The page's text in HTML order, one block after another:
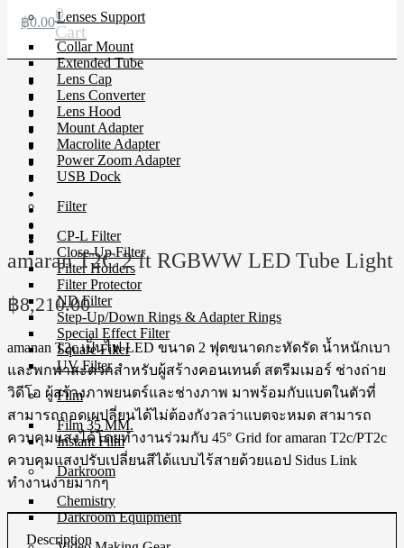
Lenses Support
Collar Mount
Extended Tube
Lens Cap
Lens Converter
Lens Hood
Mount Adapter
Macrolite Adapter
Power Zoom Adapter
USB Dock
Filter
CP-L Filter
Close-Up Filter
Filter Holders
Filter Protector
ND Filter
Step-Up/Down Rings & Adapter Rings
Special Effect Filter
Square Filter
UV Filter
Film
Film 35 MM.
Instant Film
Darkroom
Chemistry
Darkroom Equipment
฿0.000
Cart
amaran T2C 2 ft RGBWW LED Tube Light
฿8,210.00
amanan T2c เป็นไฟ LED ขนาด 2 ฟุตขนาดกะทัดรัด น้ำหนักเบา
และพกพาสะดวกสำหรับผู้สร้างคอนเทนต์ สตรีมเมอร์ ช่างถ่าย
วิดีโอ ผู้สร้างภาพยนตร์และช่างภาพ มาพร้อมกับแบตในตัวที่
สามารถถอดเผปลี่ยนได้ไม่ต้องกังวลว่าแบตจะหมด สามารถ
ควบคุมแสงได้โดยทำงานร่วมกับ 45° Grid for amaran T2c/PT2c
ควบคุมแสงปรับเปลี่ยนสีได้แบบไร้สายด้วยแอป Sidus Link
ทำงานง่ายมากๆ
Description